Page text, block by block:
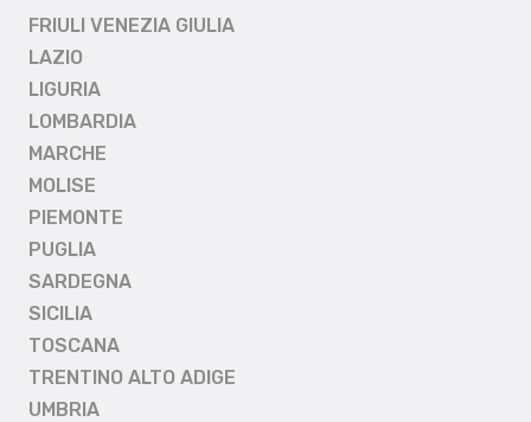
FRIULI VENEZIA GIULIA
LAZIO
LIGURIA
LOMBARDIA
MARCHE
MOLISE
PIEMONTE
PUGLIA
SARDEGNA
SICILIA
TOSCANA
TRENTINO ALTO ADIGE
UMBRIA